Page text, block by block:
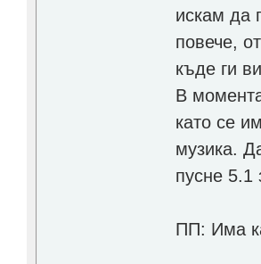
искам да
повече,
къде ги
В
като се
музика.
пусне 5.1
ПП: Има